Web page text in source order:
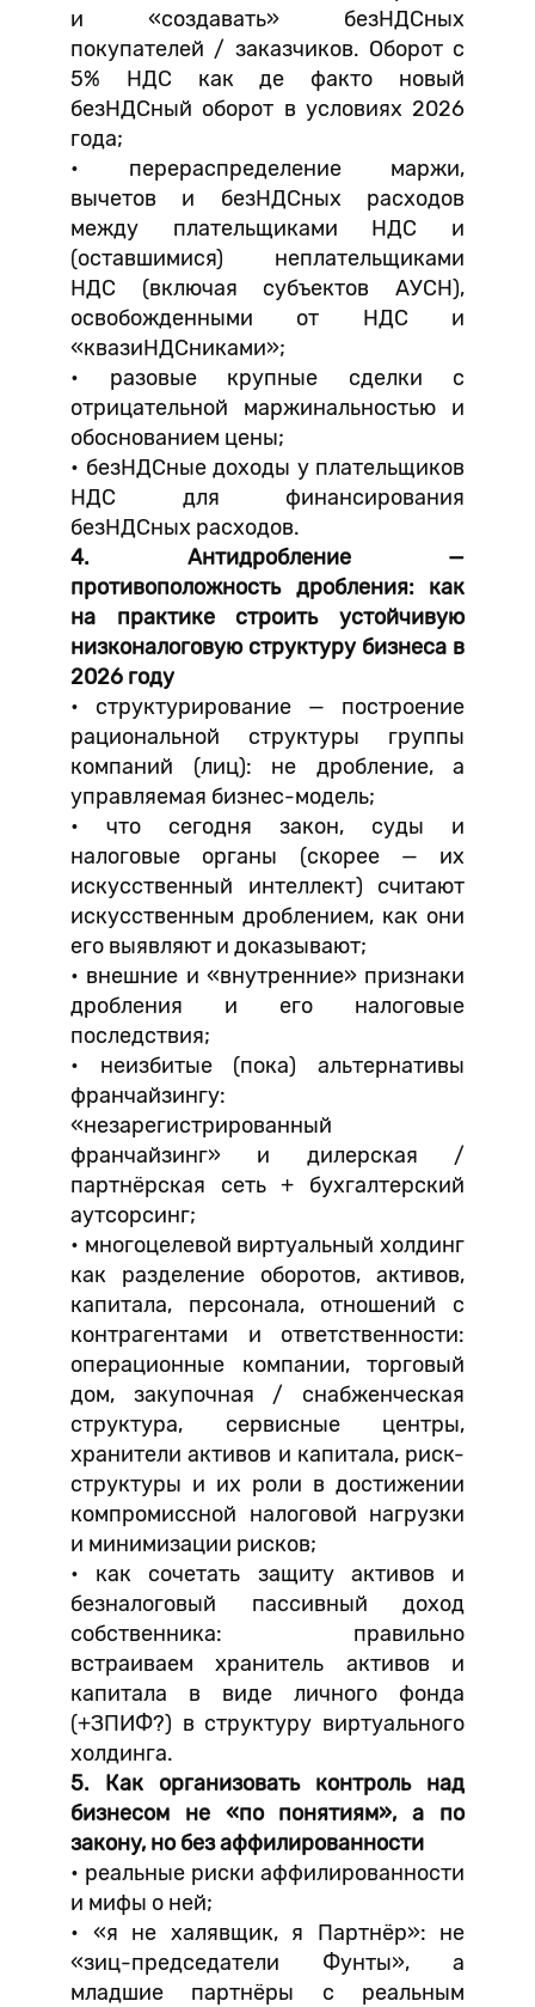
и «создавать» безНДСных
покупателей / заказчиков. Оборот с
5% НДС как де факто новый
безНДСный оборот в условиях 2026
года;
• перераспределение маржи,
вычетов и безНДСных расходов
между плательщиками НДС и
(оставшимися) неплательщиками
НДС (включая субъектов АУСН),
освобожденными от НДС и
«квазиНДСниками»;
• разовые крупные сделки с
отрицательной маржинальностью и
обоснованием цены;
• безНДСные доходы у плательщиков
НДС для финансирования
безНДСных расходов.
4. Антидробление —
противоположность дробления: как
на практике строить устойчивую
низконалоговую структуру бизнеса в
2026 году
• структурирование — построение
рациональной структуры группы
компаний (лиц): не дробление, а
управляемая бизнес-модель;
• что сегодня закон, суды и
налоговые органы (скорее — их
искусственный интеллект) считают
искусственным дроблением, как они
его выявляют и доказывают;
• внешние и «внутренние» признаки
дробления и его налоговые
последствия;
• неизбитые (пока) альтернативы
франчайзингу:
«незарегистрированный
франчайзинг» и дилерская /
партнёрская сеть + бухгалтерский
аутсорсинг;
• многоцелевой виртуальный холдинг
как разделение оборотов, активов,
капитала, персонала, отношений с
контрагентами и ответственности:
операционные компании, торговый
дом, закупочная / снабженческая
структура, сервисные центры,
хранители активов и капитала, риск-
структуры и их роли в достижении
компромиссной налоговой нагрузки
и минимизации рисков;
• как сочетать защиту активов и
безналоговый пассивный доход
собственника: правильно
встраиваем хранитель активов и
капитала в виде личного фонда
(+ЗПИФ?) в структуру виртуального
холдинга.
5. Как организовать контроль над
бизнесом не «по понятиям», а по
закону, но без аффилированности
• реальные риски аффилированности
и мифы о ней;
• «я не халявщик, я Партнёр»: не
«зиц-председатели Фунты», а
младшие партнёры с реальным